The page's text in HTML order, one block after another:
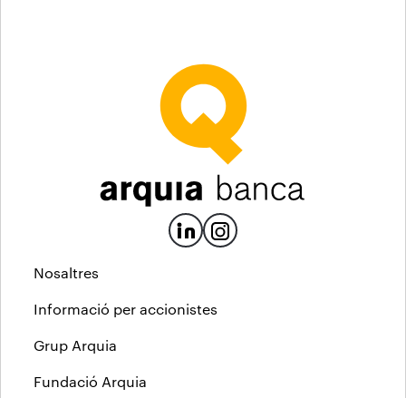
Nosaltres
Informació per accionistes
Grup Arquia
Fundació Arquia